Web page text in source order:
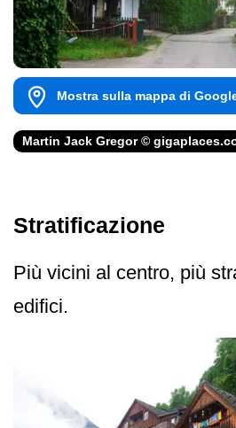
Mostra sulla mappa di
Martin Jack Gregor ©
Stratificazione
Più vicini al centro, più
edifici.